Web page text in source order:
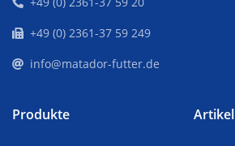
+49 (0) 2361-37 59 249
info@matador-futter.de
Produkte Artikel